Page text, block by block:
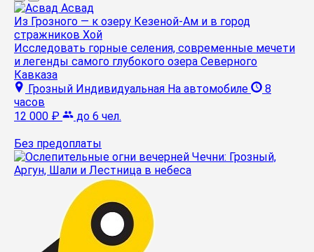
Асвад
Из Грозного — к озеру Кезеной-Ам и в город
стражников Хой
Исследовать горные селения, современные мечети
и легенды самого глубокого озера Северного
Кавказа
Грозный Индивидуальная На автомобиле
8
часов
12 000 ₽
до 6 чел.
Без предоплаты